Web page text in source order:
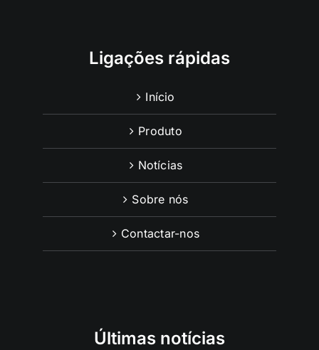
Ligações rápidas
Início
Produto
Notícias
Sobre nós
Contactar-nos
Últimas notícias